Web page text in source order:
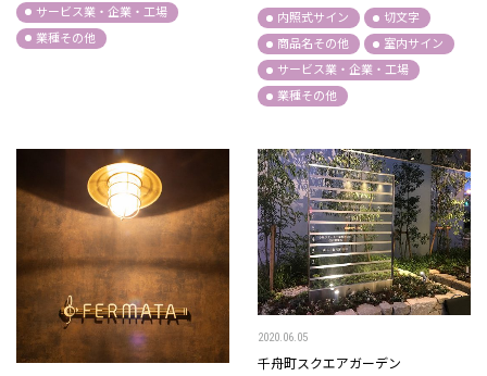
サービス業・企業・工場
業種その他
内照式サイン
切文字
商品名その他
室内サイン
サービス業・企業・工場
業種その他
2020.06.05
千舟町スクエアガーデン